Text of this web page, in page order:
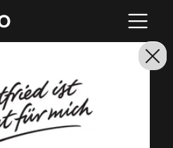
GO TO MAIN MENU